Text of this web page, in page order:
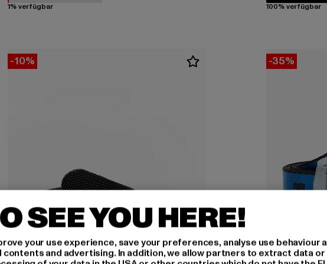
1% verfügbar 100% verfügbar
-10% -35%
SEE YOU HERE!
your use experience, save your preferences, analyse use behaviour
and advertising. In addition, we allow partners to extract data or